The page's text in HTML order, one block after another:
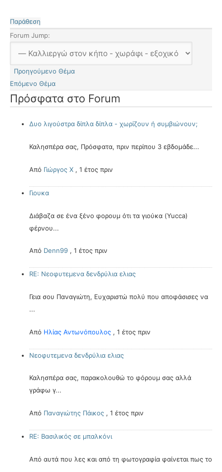
Παράθεση
Forum Jump:
Προηγούμενο Θέμα
Επόμενο Θέμα
Πρόσφατα στο Forum
Δυο λιγούστρα δίπλα δίπλα - χωρίζουν ή συμβιώνουν;
Καλησπέρα σας, Πρόσφατα, πριν περίπου 3 εβδομάδε...
Από Γιώργος Χ , 1 έτος πριν
Γιουκα
Διάβαζα σε ένα ξένο φορουμ ότι τα γιούκα (Yucca)
φέρνου...
Από Denn99 , 1 έτος πριν
RE: Νεοφυτεμενα δενδρύλια ελιας
Γεια σου Παναγιώτη, Ευχαριστώ πολύ που αποφάσισες να
...
Από Ηλίας Αντωνόπουλος , 1 έτος πριν
Νεοφυτεμενα δενδρύλια ελιας
Καλησπέρα σας, παρακολουθώ το φόρουμ σας αλλά
γράφω γ...
Από Παναγιώτης Πάικος , 1 έτος πριν
RE: Βασιλικός σε μπαλκόνι
Από αυτά που λες και από τη φωτογραφία φαίνεται πως το